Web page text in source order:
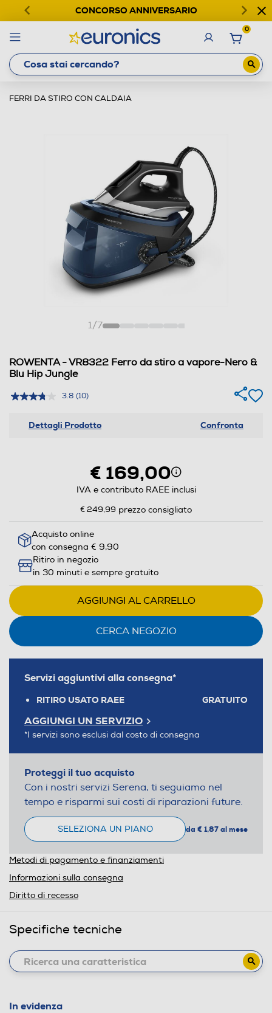
CONCORSO ANNIVERSARIO
0
FERRI DA STIRO CON CALDAIA
1/7
ROWENTA - VR8322 Ferro da stiro a vapore-Nero &
Blu Hip Jungle
3.8 (10)
Dettagli Prodotto Confronta
€ 169,00
IVA e contributo RAEE inclusi
€ 249,99 prezzo consigliato
Acquisto online
con consegna € 9,90
Ritiro in negozio
in 30 minuti e sempre gratuito
AGGIUNGI AL CARRELLO
CERCA NEGOZIO
Servizi aggiuntivi alla consegna*
RITIRO USATO RAEE GRATUITO
AGGIUNGI UN SERVIZIO
*I servizi sono esclusi dal costo di consegna
Proteggi il tuo acquisto
Con i nostri servizi Serena, ti seguiamo nel
tempo e risparmi sui costi di riparazioni future.
SELEZIONA UN PIANO da € 1,87 al mese
Metodi di pagamento e finanziamenti
Informazioni sulla consegna
Diritto di recesso
Specifiche tecniche
In evidenza